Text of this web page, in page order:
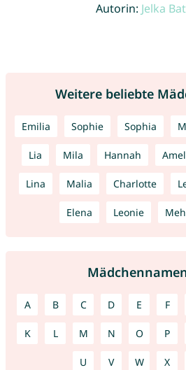
Autorin: Jelka
Weitere beliebte
Emilia Sophie Sophia
Lia Mila Hannah
Lina Malia Charlotte
Elena Leonie
A B C D E F
K L M N O P
U V W X